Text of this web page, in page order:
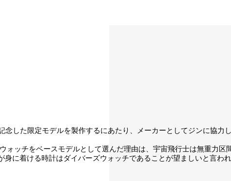
した限定モデルを製作するにあたり、メーカーとしてジンに協力
ォッチをベースモデルとして選んだ理由は、宇宙飛行士は無重力
に着ける時計はダイバーズウォッチであることが望ましいと言わ